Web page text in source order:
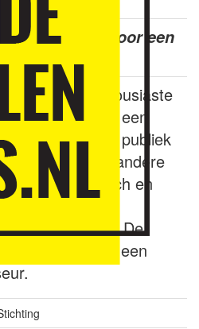
staat garant voor een
met een enthousiaste
jaarlijks een
de planken. Het publiek
senioren en andere
’s-Hertogenbosch en
naar zo'n 4
per jaar. De
leiding van een